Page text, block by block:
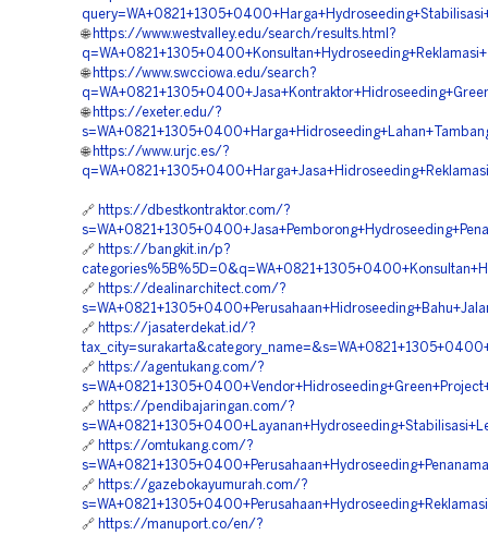
🌐 https://www.westvalley.edu/search/results.html?
🌐 https://www.swcciowa.edu/search?
🌐 https://exeter.edu/?
🌐 https://www.urjc.es/?
🔗 https://dbestkontraktor.com/?
🔗 https://bangkit.in/p?
🔗 https://dealinarchitect.com/?
🔗 https://jasaterdekat.id/?
🔗 https://agentukang.com/?
🔗 https://pendibajaringan.com/?
🔗 https://omtukang.com/?
🔗 https://gazebokayumurah.com/?
🔗 https://manuport.co/en/?